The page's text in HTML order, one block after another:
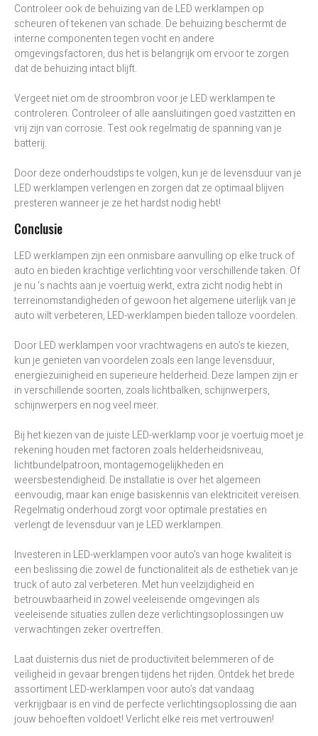
Controleer ook de behuizing van de LED werklampen op
scheuren of tekenen van schade. De behuizing beschermt de
interne componenten tegen vocht en andere
omgevingsfactoren, dus het is belangrijk om ervoor te zorgen
dat de behuizing intact blijft.
Vergeet niet om de stroombron voor je LED werklampen te
controleren. Controleer of alle aansluitingen goed vastzitten en
vrij zijn van corrosie. Test ook regelmatig de spanning van je
batterij.
Door deze onderhoudstips te volgen, kun je de levensduur van je
LED werklampen verlengen en zorgen dat ze optimaal blijven
presteren wanneer je ze het hardst nodig hebt!
Conclusie
LED werklampen zijn een onmisbare aanvulling op elke truck of
auto en bieden krachtige verlichting voor verschillende taken. Of
je nu ‘s nachts aan je voertuig werkt, extra zicht nodig hebt in
terreinomstandigheden of gewoon het algemene uiterlijk van je
auto wilt verbeteren, LED-werklampen bieden talloze voordelen.
Door LED werklampen voor vrachtwagens en auto’s te kiezen,
kun je genieten van voordelen zoals een lange levensduur,
energiezuinigheid en superieure helderheid. Deze lampen zijn er
in verschillende soorten, zoals lichtbalken, schijnwerpers,
schijnwerpers en nog veel meer.
Bij het kiezen van de juiste LED-werklamp voor je voertuig moet je
rekening houden met factoren zoals helderheidsniveau,
lichtbundelpatroon, montagemogelijkheden en
weersbestendigheid. De installatie is over het algemeen
eenvoudig, maar kan enige basiskennis van elektriciteit vereisen.
Regelmatig onderhoud zorgt voor optimale prestaties en
verlengt de levensduur van je LED werklampen.
Investeren in LED-werklampen voor auto’s van hoge kwaliteit is
een beslissing die zowel de functionaliteit als de esthetiek van je
truck of auto zal verbeteren. Met hun veelzijdigheid en
betrouwbaarheid in zowel veeleisende omgevingen als
veeleisende situaties zullen deze verlichtingsoplossingen uw
verwachtingen zeker overtreffen.
Laat duisternis dus niet de productiviteit belemmeren of de
veiligheid in gevaar brengen tijdens het rijden. Ontdek het brede
assortiment LED-werklampen voor auto’s dat vandaag
verkrijgbaar is en vind de perfecte verlichtingsoplossing die aan
jouw behoeften voldoet! Verlicht elke reis met vertrouwen!